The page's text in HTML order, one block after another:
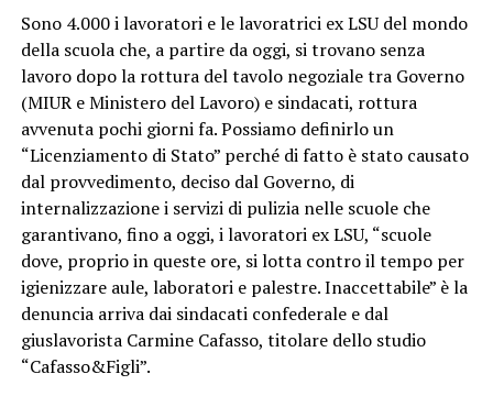
Sono 4.000 i lavoratori e le lavoratrici ex LSU del mondo
della scuola che, a partire da oggi, si trovano senza
lavoro dopo la rottura del tavolo negoziale tra Governo
(MIUR e Ministero del Lavoro) e sindacati, rottura
avvenuta pochi giorni fa. Possiamo definirlo un
“Licenziamento di Stato” perché di fatto è stato causato
dal provvedimento, deciso dal Governo, di
internalizzazione i servizi di pulizia nelle scuole che
garantivano, fino a oggi, i lavoratori ex LSU, “scuole
dove, proprio in queste ore, si lotta contro il tempo per
igienizzare aule, laboratori e palestre. Inaccettabile” è la
denuncia arriva dai sindacati confederale e dal
giuslavorista Carmine Cafasso, titolare dello studio
“Cafasso&Figli”.